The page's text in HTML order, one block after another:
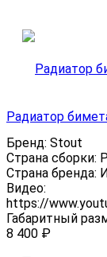
Радиатор
Бренд: Stout
Страна сборки:
Страна бренда:
Видео:
https://
Габаритный
8 400 ₽